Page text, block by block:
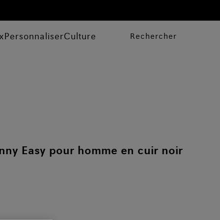
PersonnaliserCulture Rechercher
Easy pour homme en cuir noir